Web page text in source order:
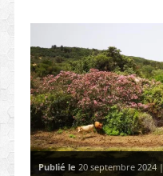
Publié le 20 septembre 2024 |